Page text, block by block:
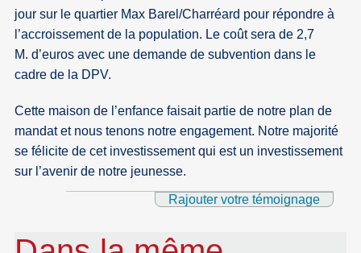
jour sur le quartier Max Barel/Charréard pour répondre à
l’accroissement de la population. Le coût sera de 2,7
M. d’euros avec une demande de subvention dans le
cadre de la DPV.
Cette maison de l’enfance faisait partie de notre plan de
mandat et nous tenons notre engagement. Notre majorité
se félicite de cet investissement qui est un investissement
sur l’avenir de notre jeunesse.
Rajouter votre témoignage